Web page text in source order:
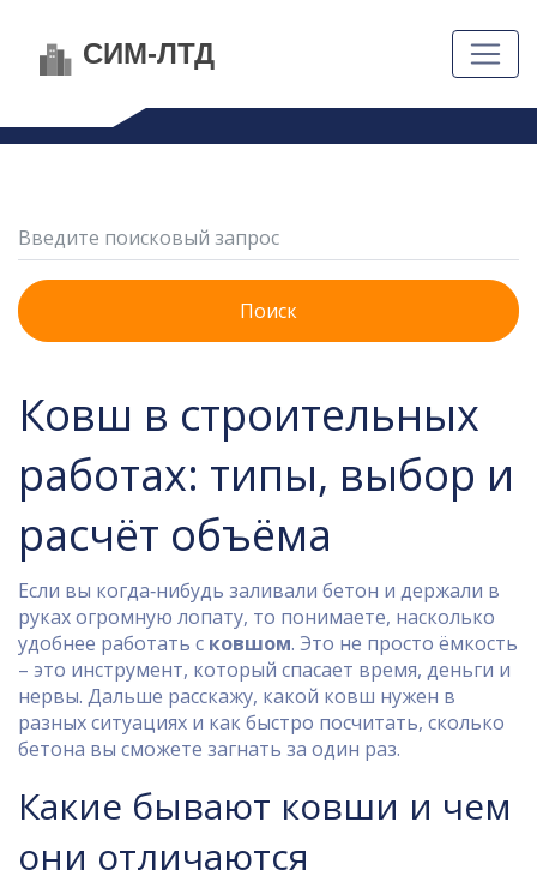
Поиск
Ковш в строительных
работах: типы, выбор и
расчёт объёма
Если вы когда‑нибудь заливали бетон и держали в
руках огромную лопату, то понимаете, насколько
удобнее работать с ковшом. Это не просто ёмкость
– это инструмент, который спасает время, деньги и
нервы. Дальше расскажу, какой ковш нужен в
разных ситуациях и как быстро посчитать, сколько
бетона вы сможете загнать за один раз.
Какие бывают ковши и чем
они отличаются